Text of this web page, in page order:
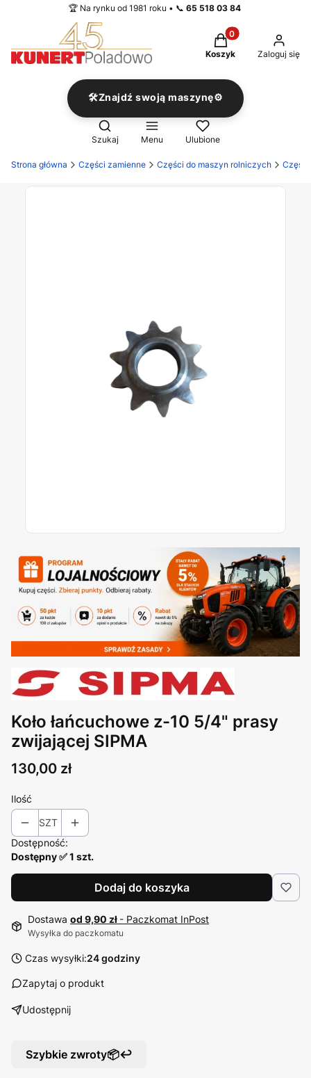
🏆 Na rynku od 1981 roku • 📞 65 518 03 84
Produkty w
Koszyk Zaloguj się
🛠️Znajdź swoją maszynę⚙️
Otwórz wyszukiwarkę
Szukaj Menu Ulubione
Strona główna Części zamienne Części do maszyn rolniczych
Koło łańcuchowe z-10 5/4" prasy
zwijającej SIPMA
Cena
130,00 zł
Ilość
SZT
Dostępność:
Dostępny ✅ 1 szt.
Dodaj do koszyka
Dostawa od 9,90 zł - Paczkomat InPost
Wysyłka do paczkomatu
Czas wysyłki:24 godziny
Zapytaj o produkt
Udostępnij
Szybkie zwroty📦↩️